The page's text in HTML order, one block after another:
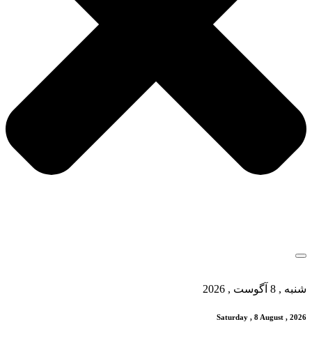
شنبه , 8 آگوست , 2026
Saturday , 8 August , 2026